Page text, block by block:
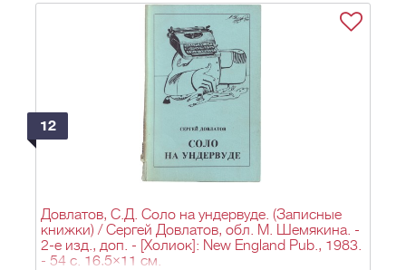
12
Довлатов, С.Д. Соло на ундервуде. (Записные
книжки) / Сергей Довлатов, обл. М. Шемякина. -
2-е изд., доп. - [Холиок]: New England Pub., 1983.
- 54 с. 16,5×11 см.